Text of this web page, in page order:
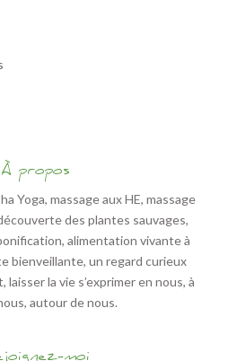
À propos
Yoga, massage aux HE, massage
des plantes sauvages,
alimentation vivante à
bienveillante, un regard curieux
laisser la vie s’exprimer en nous, à
autour de nous.